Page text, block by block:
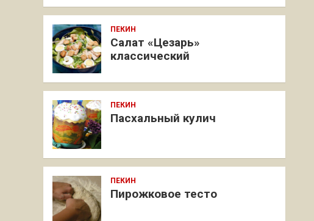
ПЕКИН
Салат «Цезарь»
классический
ПЕКИН
Пасхальный кулич
ПЕКИН
Пирожковое тесто